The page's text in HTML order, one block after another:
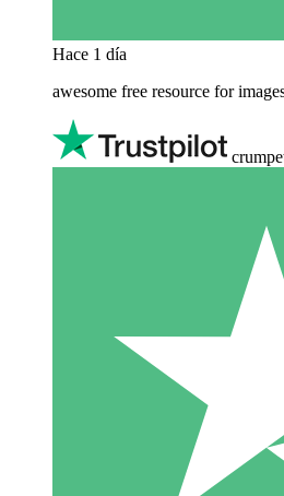
Hace 1 día
awesome free resource for